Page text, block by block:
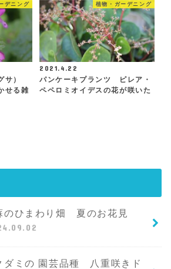
デニング
サ）
せる雑
植物・ガーデニング
2021.4.22
パンケーキプランツ ピレア・
ペペロミオイデスの花が咲いた
のひまわり畑 夏のお花見
ダミの 園芸品種 八重咲きド